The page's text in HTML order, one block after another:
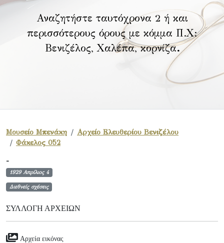
Αναζητήστε ταυτόχρονα 2 ή και
περισσότερους όρους με κόμμα Π.Χ:
Βενιζέλος, Χαλέπα, κορνίζα.
Μουσείο Μπενάκη
Αρχείο Ελευθερίου Βενιζέλου
Φάκελος 052
-
1929 Απρίλιος 4
Διεθνείς σχέσεις
ΣΥΛΛΟΓΉ ΑΡΧΕΊΩΝ
Αρχεία εικόνας